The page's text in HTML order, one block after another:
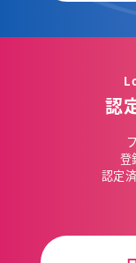
認
登
認定